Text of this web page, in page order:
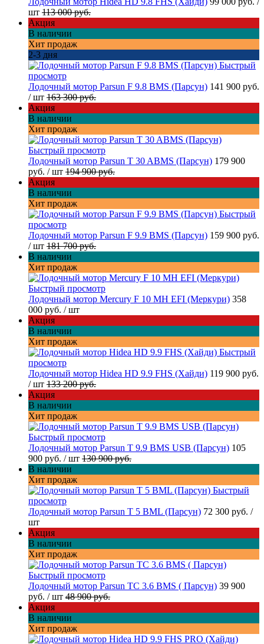
шт 113 000 руб.
Акция
В наличии
Хит продаж
2-3 дня
Быстрый
просмотр
Лодочный мотор Parsun F 9.8 BMS (Парсун) 141 900 руб.
/ шт 163 300 руб.
Акция
В наличии
Хит продаж
Быстрый просмотр
Лодочный мотор Parsun T 30 ABMS (Парсун) 179 900
руб. / шт 194 900 руб.
Акция
В наличии
Хит продаж
Быстрый
просмотр
Лодочный мотор Parsun F 9.9 BMS (Парсун) 159 900 руб.
/ шт 181 700 руб.
В наличии
Хит продаж
Быстрый просмотр
Лодочный мотор Mercury F 10 MH EFI (Меркури) 358
000 руб. / шт
Акция
В наличии
Хит продаж
Быстрый
просмотр
Лодочный мотор Hidea HD 9.9 FHS (Хайди) 119 900 руб.
/ шт 133 200 руб.
Акция
В наличии
Хит продаж
Быстрый просмотр
Лодочный мотор Parsun T 9.9 BMS USB (Парсун) 105
900 руб. / шт 130 900 руб.
В наличии
Хит продаж
Быстрый
просмотр
Лодочный мотор Parsun T 5 BML (Парсун) 72 300 руб. /
шт
Акция
В наличии
Хит продаж
Быстрый просмотр
Лодочный мотор Parsun TC 3.6 BMS ( Парсун) 39 900
руб. / шт 48 900 руб.
Акция
В наличии
Хит продаж